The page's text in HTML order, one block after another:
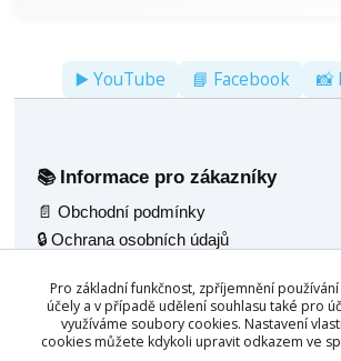
▶️ YouTube 📘 Facebook 📸
📚 Informace pro zákazníky
📄 Obchodní podmínky
🔒 Ochrana osobních údajů
🖼️ Fotogalerie
🌟 Reference
💬 Poradenský servis
Pro základní funkčnost, zpříjemnění
účely a v případě udělení souhlasu také pro
využíváme soubory cookies. Nastavení
cookies můžete kdykoli upravit odkazem ve